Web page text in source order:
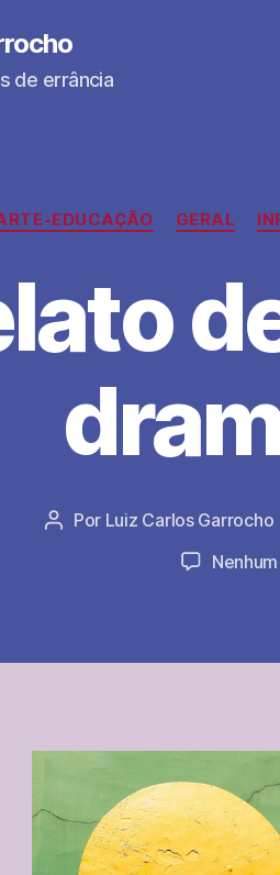
de errância
EDUCAÇÃO GERAL
Autor
Por Luiz Carlos Garrocho